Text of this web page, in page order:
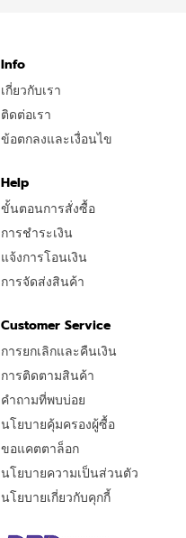
Info
เกี่ยวกับเรา
ติดต่อเรา
ข้อตกลงและเงื่อนไข
Help
ขั้นตอนการสั่งซื้อ
การชำระเงิน
แจ้งการโอนเงิน
การจัดส่งสินค้า
Customer Service
การยกเลิกและคืนเงิน
การติดตามสินค้า
คำถามที่พบบ่อย
นโยบายคุ้มครองผู้ซื้อ
ขอแคตตาล็อก
นโยบายความเป็นส่วนตัว
นโยบายเกี่ยวกับคุกกี้